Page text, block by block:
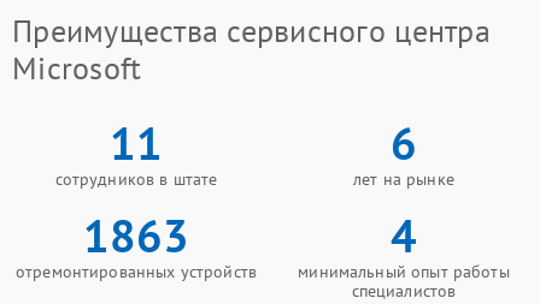
Преимущества сервисного центра
Microsoft
11
сотрудников в штате
6
лет на рынке
1863
отремонтированных устройств
4
минимальный опыт работы
специалистов